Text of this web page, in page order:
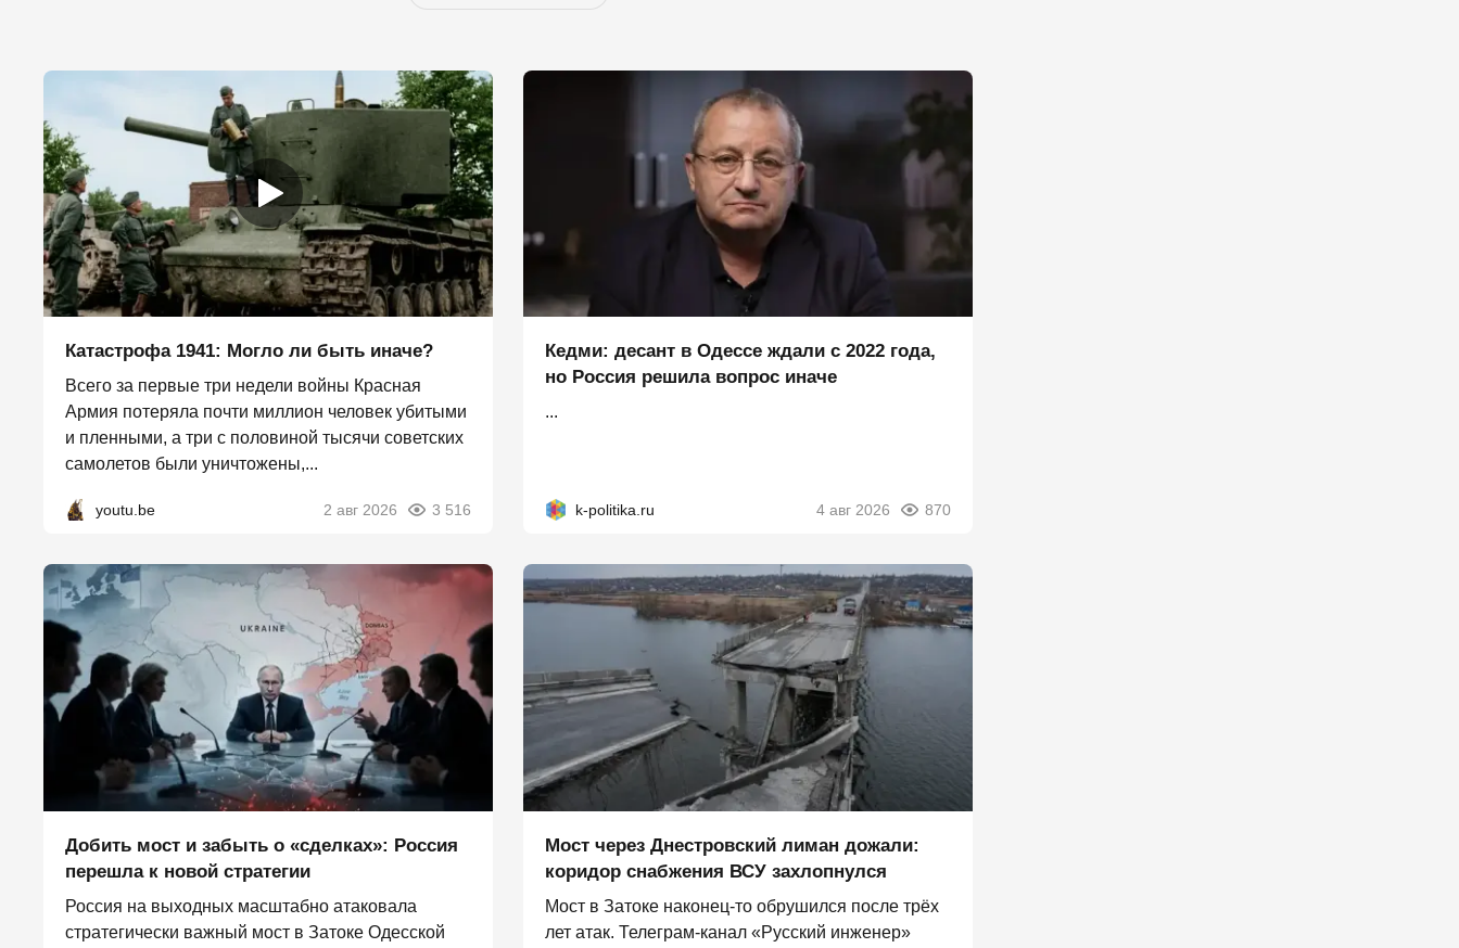
Катастрофа 1941: Могло ли быть иначе?
Всего за первые три недели войны Красная
Армия потеряла почти миллион человек убитыми
и пленными, а три с половиной тысячи советских
самолетов были уничтожены,...
youtu.be 2 авг 2026 3 516
Кедми: десант в Одессе ждали с 2022 года,
но Россия решила вопрос иначе
...
k-politika.ru 4 авг 2026 870
Добить мост и забыть о «сделках»: Россия
перешла к новой стратегии
Россия на выходных масштабно атаковала
стратегически важный мост в Затоке Одесской
Мост через Днестровский лиман дожали:
коридор снабжения ВСУ захлопнулся
Мост в Затоке наконец-то обрушился после трёх
лет атак. Телеграм-канал «Русский инженер»